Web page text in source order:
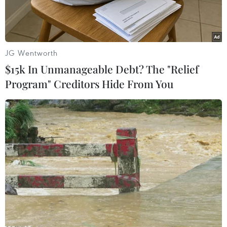
Nghi phạm Lê Phú Cao khi bị bắt giữ. (Ảnh: TTXVN phát)
Theo Công an thành phố Đà Nẵng, khoảng 21
giờ 30 tối 21/4, lực lượng chức năng đã phối
JG Wentworth
$15k In Unmanageable Debt? The "Relief
Program" Creditors Hide From You